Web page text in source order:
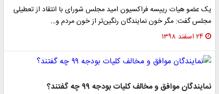
یک عضو هیات رییسه فراکسیون امید مجلس شورای با انتقاد از تعطیلی
مجلس گفت: مگر خون نمایندگان رنگین‌تر از خون مردم و…
۲۴ اسفند ۱۳۹۸
نمایندگان موافق و مخالف کلیات بودجه ۹۹ چه گفتند؟